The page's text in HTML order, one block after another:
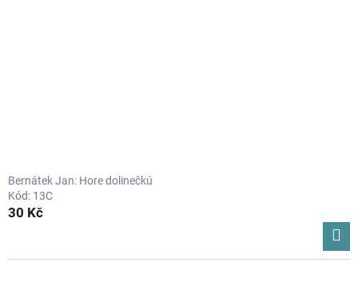
Bernátek Jan: Hore dolinečkú
Kód: 13C
30 Kč